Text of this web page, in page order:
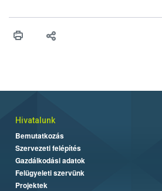
érésű szőlőkben is legyen lehetőség a
felhasználók számára is elérhető és
Hivatalunk
Bemutatkozás
Szervezeti felépítés
Gazdálkodási adatok
Felügyeleti szervünk
Projektek